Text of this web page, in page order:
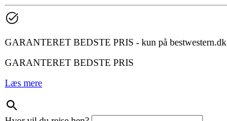
GARANTERET BEDSTE PRIS - kun på bestwestern.dk
GARANTERET BEDSTE PRIS
Læs mere